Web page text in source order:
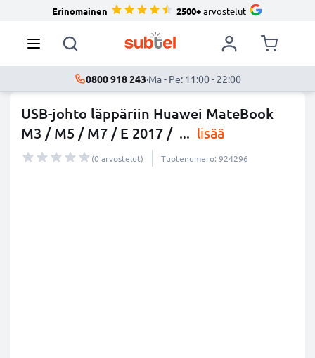
Erinomainen 2500+arvostelut
0800 918 243·Ma - Pe: 11:00 - 22:00
USB-johto läppäriin Huawei MateBook
M3 / M5 / M7 / E 2017 / ... lisää
(0 arvostelut) Tuotenumero: 924296